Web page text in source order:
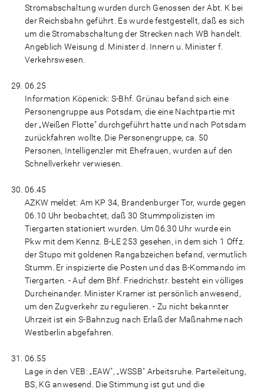
Stromabschaltung wurden durch Genossen der Abt. K bei
der Reichsbahn geführt. Es wurde festgestellt, daß es sich
um die Stromabschaltung der Strecken nach WB handelt.
Angeblich Weisung d. Minister d. Innern u. Minister f.
Verkehrswesen.
06.25
Information Köpenick: S-Bhf. Grünau befand sich eine
Personengruppe aus Potsdam, die eine Nachtpartie mit
der „Weißen Flotte" durchgeführt hatte und nach Potsdam
zurückfahren wollte. Die Personengruppe, ca. 50
Personen, Intelligenzler mit Ehefrauen, wurden auf den
Schnellverkehr verwiesen.
06.45
AZKW meldet: Am KP 34, Brandenburger Tor, wurde gegen
06.10 Uhr beobachtet, daß 30 Stummpolizisten im
Tiergarten stationiert wurden. Um 06.30 Uhr wurde ein
Pkw mit dem Kennz. B-LE 253 gesehen, in dem sich 1 Offz.
der Stupo mit goldenen Rangabzeichen befand, vermutlich
Stumm. Er inspizierte die Posten und das B-Kommando im
Tiergarten. - Auf dem Bhf. Friedrichstr. besteht ein völliges
Durcheinander. Minister Kramer ist persönlich anwesend,
um den Zugverkehr zu regulieren. - Zu nicht bekannter
Uhrzeit ist ein S-Bahnzug nach Erlaß der Maßnahme nach
Westberlin abgefahren.
06.55
Lage in den VEB: „EAW", „WSSB" Arbeitsruhe. Parteileitung,
BS, KG anwesend. Die Stimmung ist gut und die